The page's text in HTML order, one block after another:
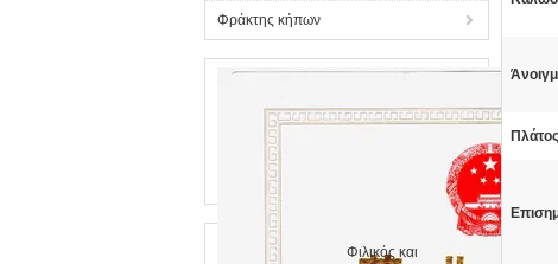
Φράκτης κήπων
Φιλικός και